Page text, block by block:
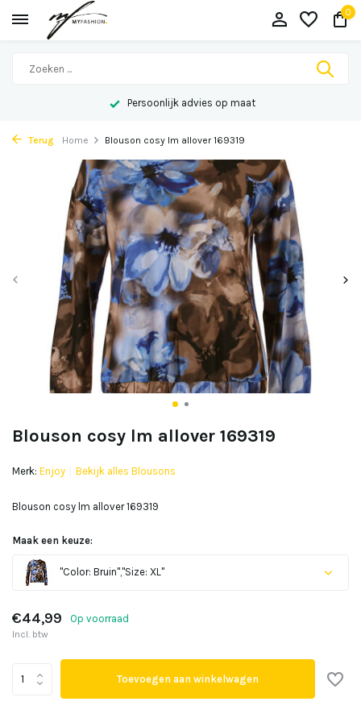
0
Persoonlijk advies op maat
Terug Home Blouson cosy lm allover 169319
Blouson cosy lm allover 169319
Merk: Enjoy Bekijk alles Blousons
Blouson cosy lm allover 169319
Maak een keuze:
"Color: Bruin","Size: XL"
€44,99 Op voorraad
Incl. btw
Toevoegen aan winkelwagen